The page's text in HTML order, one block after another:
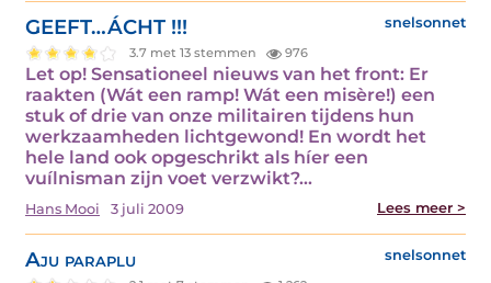
GEEFT…ÁCHT !!! snelsonnet
3.7 met 13 stemmen 976
Let op! Sensationeel nieuws van het front: Er
raakten (Wát een ramp! Wát een misère!) een
stuk of drie van onze militairen tijdens hun
werkzaamheden lichtgewond! En wordt het
hele land ook opgeschrikt als híer een
vuílnisman zijn voet verzwikt?…
Hans Mooi 3 juli 2009 Lees meer >
Aju paraplu snelsonnet